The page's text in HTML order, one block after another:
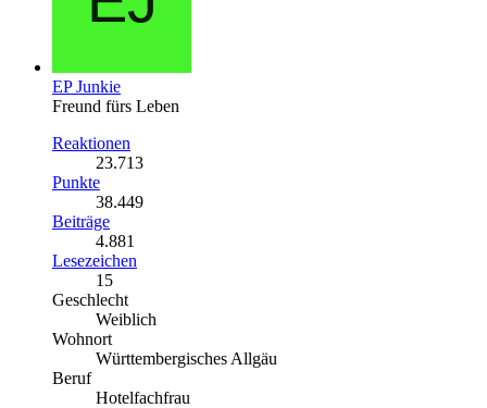
EP Junkie
Freund fürs Leben
Reaktionen
23.713
Punkte
38.449
Beiträge
4.881
Lesezeichen
15
Geschlecht
Weiblich
Wohnort
Württembergisches Allgäu
Beruf
Hotelfachfrau